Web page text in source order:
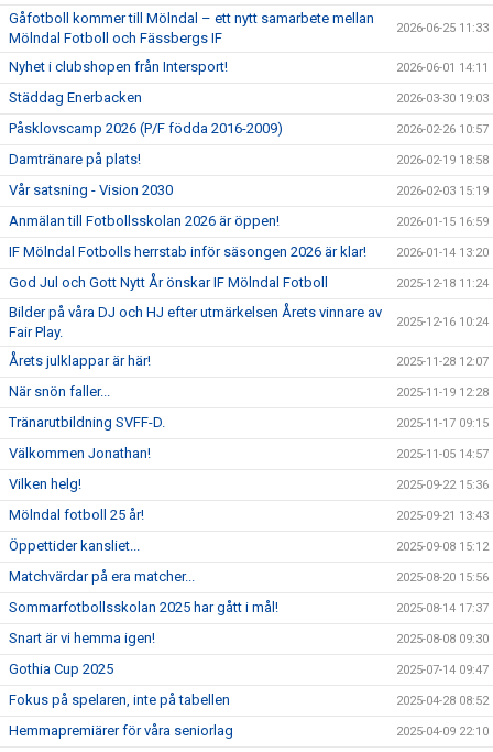
Gåfotboll kommer till Mölndal – ett nytt samarbete mellan
Mölndal Fotboll och Fässbergs IF
2026-06-25 11:33
Nyhet i clubshopen från Intersport! 2026-06-01 14:11
Städdag Enerbacken 2026-03-30 19:03
Påsklovscamp 2026 (P/F födda 2016-2009) 2026-02-26 10:57
Damtränare på plats! 2026-02-19 18:58
Vår satsning - Vision 2030 2026-02-03 15:19
Anmälan till Fotbollsskolan 2026 är öppen! 2026-01-15 16:59
IF Mölndal Fotbolls herrstab inför säsongen 2026 är klar! 2026-01-14 13:20
God Jul och Gott Nytt År önskar IF Mölndal Fotboll 2025-12-18 11:24
Bilder på våra DJ och HJ efter utmärkelsen Årets vinnare av
Fair Play.
2025-12-16 10:24
Årets julklappar är här! 2025-11-28 12:07
När snön faller... 2025-11-19 12:28
Tränarutbildning SVFF-D. 2025-11-17 09:15
Välkommen Jonathan! 2025-11-05 14:57
Vilken helg! 2025-09-22 15:36
Mölndal fotboll 25 år! 2025-09-21 13:43
Öppettider kansliet... 2025-09-08 15:12
Matchvärdar på era matcher... 2025-08-20 15:56
Sommarfotbollsskolan 2025 har gått i mål! 2025-08-14 17:37
Snart är vi hemma igen! 2025-08-08 09:30
Gothia Cup 2025 2025-07-14 09:47
Fokus på spelaren, inte på tabellen 2025-04-28 08:52
Hemmapremiärer för våra seniorlag 2025-04-09 22:10